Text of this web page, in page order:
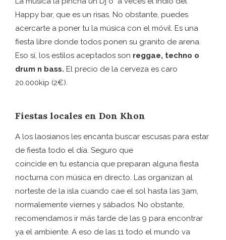
Happy bar, que es un risas. No obstante, puedes
acercarte a poner tu la música con el móvil. Es una
fiesta libre donde todos ponen su granito de arena.
Eso sí, los estilos aceptados son reggae, techno o
drum n bass. El precio de la cerveza es caro
20.000kip (2€).
Fiestas locales en Don Khon
A los laosianos les encanta buscar escusas para estar
de fiesta todo el día. Seguro que
coincide en tu estancia que preparan alguna fiesta
nocturna con música en directo. Las organizan al
norteste de la isla cuando cae el sol hasta las 3am,
normalemente viernes y sábados. No obstante,
recomendamos ir más tarde de las 9 para encontrar
ya el ambiente. A eso de las 11 todo el mundo va